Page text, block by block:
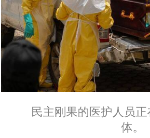
民主刚果的医护人员
体。